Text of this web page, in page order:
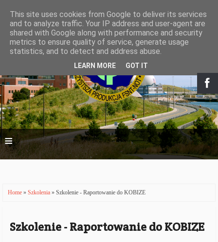
≡
Home » Szkolenia » Szkolenie - Raportowanie do KOBIZE
Szkolenie - Raportowanie do KOBIZE
This site uses cookies from Google to deliver its services
and to analyze traffic. Your IP address and user-agent are
shared with Google along with performance and security
metrics to ensure quality of service, generate usage
statistics, and to detect and address abuse.
LEARN MORE GOT IT